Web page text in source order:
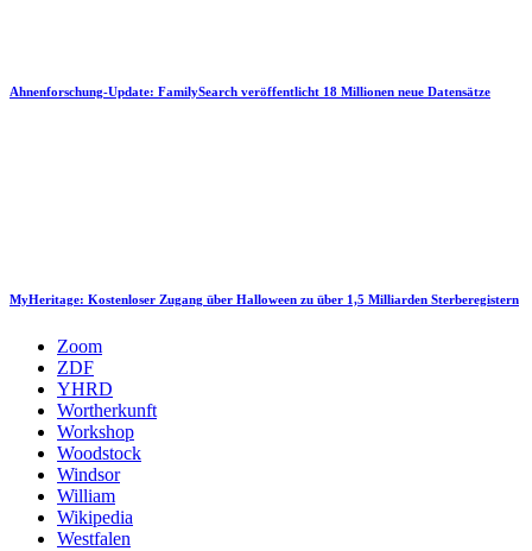
Ahnenforschung-Update: FamilySearch veröffentlicht 18 Millionen neue Datensätze
MyHeritage: Kostenloser Zugang über Halloween zu über 1,5 Milliarden Sterberegistern
Zoom
ZDF
YHRD
Wortherkunft
Workshop
Woodstock
Windsor
William
Wikipedia
Westfalen